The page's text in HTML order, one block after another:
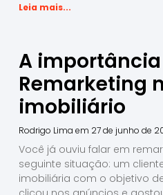
Leia mais...
A
Remarketing
imobiliário
Rodrigo Lima 27 de junho de
Você já ouviu falar em
seguinte situação: um
imobiliária com o objetivo